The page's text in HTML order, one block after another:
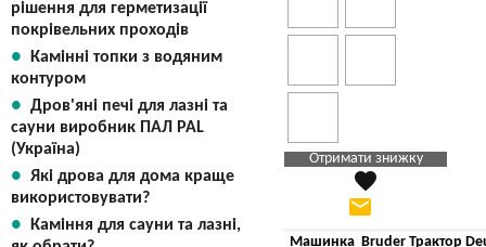
рішення для герметизації
покрівельних проходів
Камінні топки з водяним
контуром
Дров'яні печі для лазні та
сауни виробник ПАЛ PAL
(Україна)
Які дрова для дома краще
використовувати?
Каміння для сауни та лазні,
Отримати знижку
Яка Ваша ціна
Вказати мою ціну
favorite
email
Машинка Bruder Трактор